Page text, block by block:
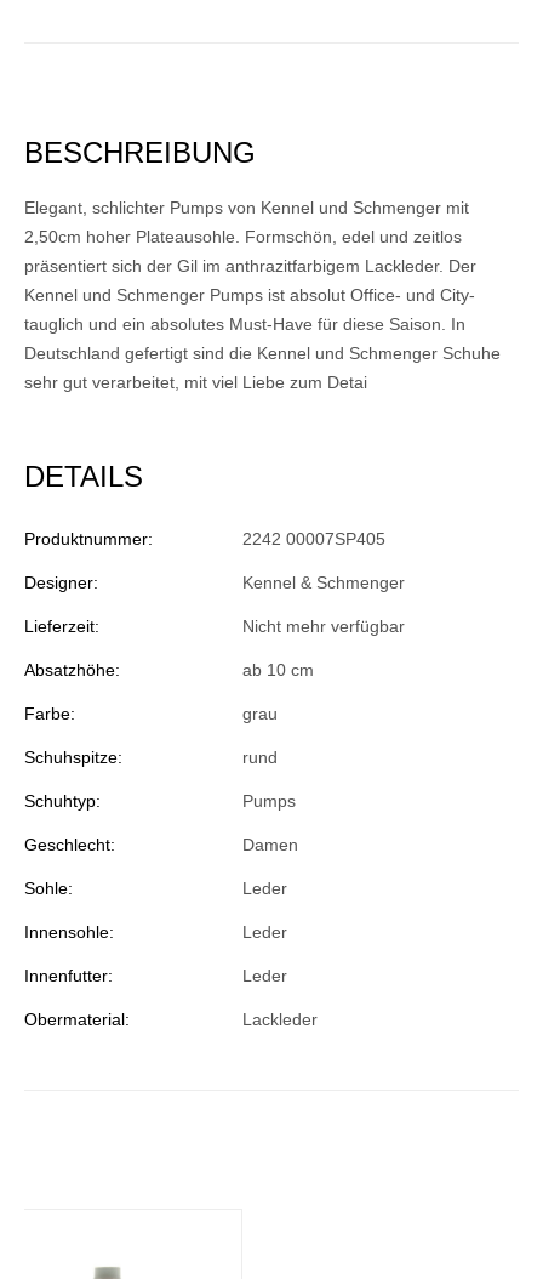
BESCHREIBUNG
Elegant, schlichter Pumps von Kennel und Schmenger mit
2,50cm hoher Plateausohle. Formschön, edel und zeitlos
präsentiert sich der Gil im anthrazitfarbigem Lackleder. Der
Kennel und Schmenger Pumps ist absolut Office- und City-
tauglich und ein absolutes Must-Have für diese Saison. In
Deutschland gefertigt sind die Kennel und Schmenger Schuhe
sehr gut verarbeitet, mit viel Liebe zum Detai
DETAILS
Produktnummer: 2242 00007SP405
Designer: Kennel & Schmenger
Lieferzeit: Nicht mehr verfügbar
Absatzhöhe: ab 10 cm
Farbe: grau
Schuhspitze: rund
Schuhtyp: Pumps
Geschlecht: Damen
Sohle: Leder
Innensohle: Leder
Innenfutter: Leder
Obermaterial: Lackleder